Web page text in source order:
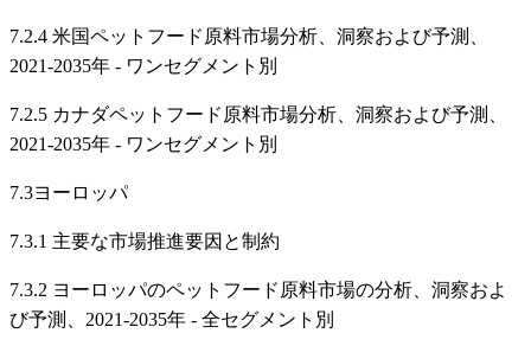
7.2.4 米国ペットフード原料市場分析、洞察および予測、
2021-2035年 - ワンセグメント別
7.2.5 カナダペットフード原料市場分析、洞察および予測、
2021-2035年 - ワンセグメント別
7.3ヨーロッパ
7.3.1 主要な市場推進要因と制約
7.3.2 ヨーロッパのペットフード原料市場の分析、洞察およ
び予測、2021-2035年 - 全セグメント別